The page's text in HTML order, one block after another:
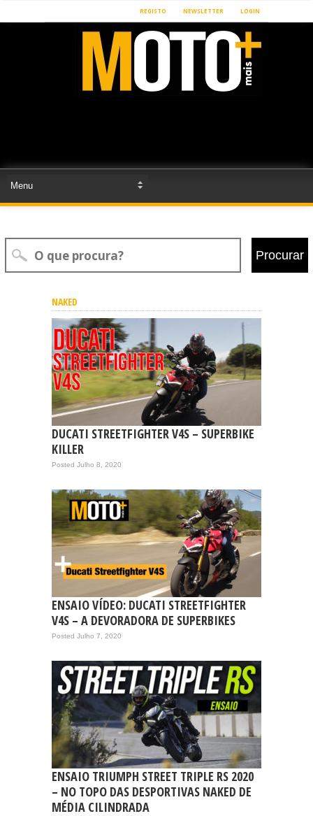
REGISTO NEWSLETTER LOGIN
Procurar
NAKED
DUCATI STREETFIGHTER V4S – SUPERBIKE
KILLER
Posted Julho 8, 2020
ENSAIO VÍDEO: DUCATI STREETFIGHTER
V4S – A DEVORADORA DE SUPERBIKES
Posted Julho 7, 2020
ENSAIO TRIUMPH STREET TRIPLE RS 2020
– NO TOPO DAS DESPORTIVAS NAKED DE
MÉDIA CILINDRADA